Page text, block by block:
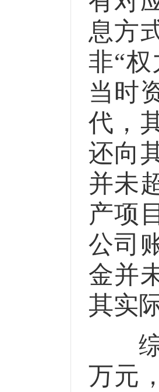
息方
非“
当时
代，
还向
并未
产项
公司
金并
其实
综
万元